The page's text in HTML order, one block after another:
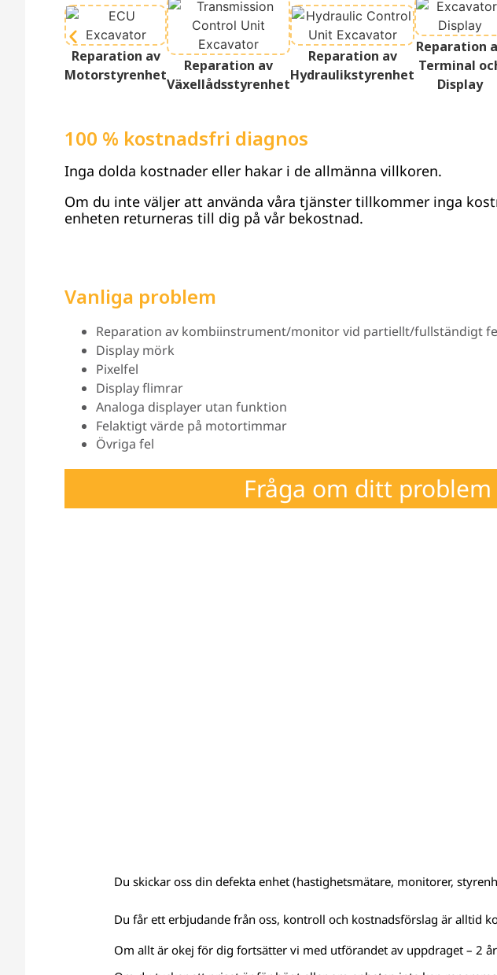
Reparation av
Motorstyrenhet
Reparation av
Växellådsstyrenhet
Reparation av
Hydraulikstyrenhet
Reparation
Terminal
Display
100 % kostnadsfri diagnos
Inga dolda kostnader eller hakar i de allmänna villkoren.
Om du inte väljer att använda våra tjänster tillkommer inga
enheten returneras till dig på vår bekostnad.
Vanliga problem
Reparation av kombiinstrument/monitor vid partiellt/fullständigt
Display mörk
Pixelfel
Display flimrar
Analoga displayer utan funktion
Felaktigt värde på motortimmar
Övriga fel
Fråga om ditt problem
Du skickar oss din defekta enhet (hastighetsmätare, monitorer,
Du får ett erbjudande från oss, kontroll och kostnadsförslag är alltid
Om allt är okej för dig fortsätter vi med utförandet av uppdraget – 2